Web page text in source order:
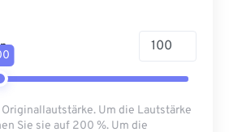
Um die Lautstärke
Sie sie auf 200 %. Um die